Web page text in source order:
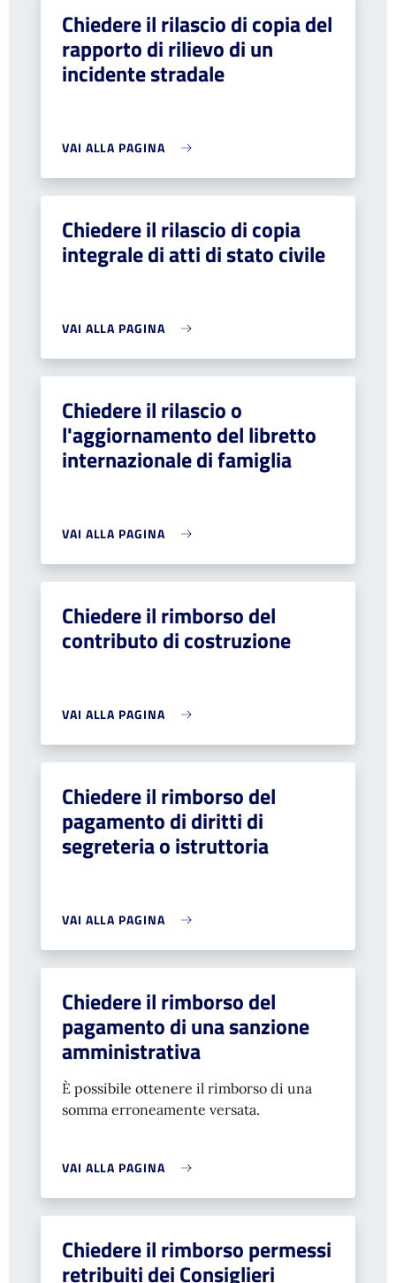
Chiedere il rilascio di copia del
rapporto di rilievo di un
incidente stradale
VAI ALLA PAGINA
Chiedere il rilascio di copia
integrale di atti di stato civile
VAI ALLA PAGINA
Chiedere il rilascio o
l'aggiornamento del libretto
internazionale di famiglia
VAI ALLA PAGINA
Chiedere il rimborso del
contributo di costruzione
VAI ALLA PAGINA
Chiedere il rimborso del
pagamento di diritti di
segreteria o istruttoria
VAI ALLA PAGINA
Chiedere il rimborso del
pagamento di una sanzione
amministrativa
È possibile ottenere il rimborso di una
somma erroneamente versata.
VAI ALLA PAGINA
Chiedere il rimborso permessi
retribuiti dei Consiglieri